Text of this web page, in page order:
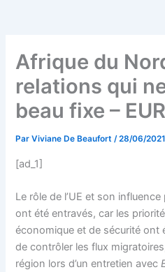
Afrique du
relations qui
beau fixe –
ParViviane De Beaufort/28/06/2021
[ad_1]
Le rôle de l’UE et son
ont été entravés, car les
économique et de sécurité ont
de contrôler les flux
région lors d’un entretien avec